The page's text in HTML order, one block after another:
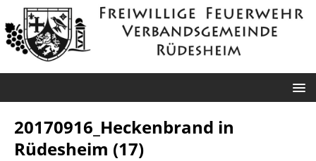
20170916_Heckenbrand in
Rüdesheim (17)